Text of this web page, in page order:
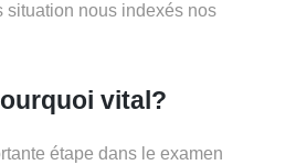
situation nous indexés nos
vital?
étape dans le examen